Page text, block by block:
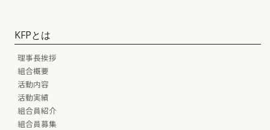
KFPとは
理事長挨拶
組合概要
活動内容
活動実績
組合員紹介
組合員募集